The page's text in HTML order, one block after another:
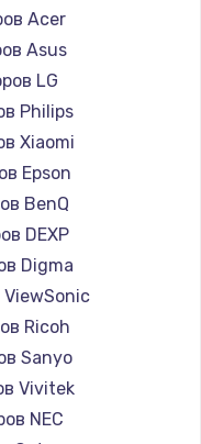
замыкания
падения
брелка
АТС
Acer
Asus
LG
Philips
Xiaomi
Epson
BenQ
DEXP
Digma
Ricoh
Sanyo
Vivitek
NEC